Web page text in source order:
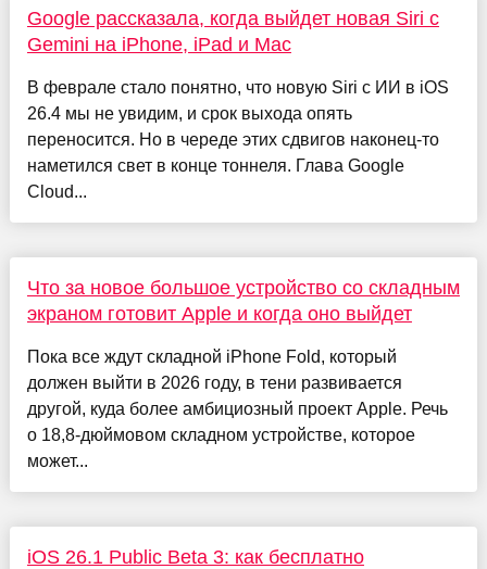
Google рассказала, когда выйдет новая Siri с
Gemini на iPhone, iPad и Mac
В феврале стало понятно, что новую Siri с ИИ в iOS
26.4 мы не увидим, и срок выхода опять
переносится. Но в череде этих сдвигов наконец-то
наметился свет в конце тоннеля. Глава Google
Cloud...
Что за новое большое устройство со складным
экраном готовит Apple и когда оно выйдет
Пока все ждут складной iPhone Fold, который
должен выйти в 2026 году, в тени развивается
другой, куда более амбициозный проект Apple. Речь
о 18,8-дюймовом складном устройстве, которое
может...
iOS 26.1 Public Beta 3: как бесплатно